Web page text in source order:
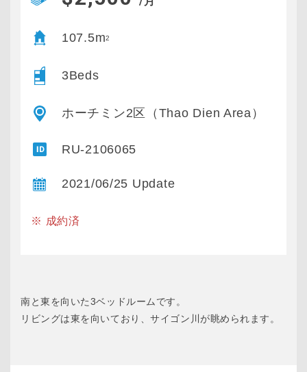
107.5m2
3Beds
ホーチミン2区（Thao Dien Area）
RU-2106065
2021/06/25 Update
※ 成約済
南と東を向いた3ベッドルームです。
リビングは東を向いており、サイゴン川が眺められます。